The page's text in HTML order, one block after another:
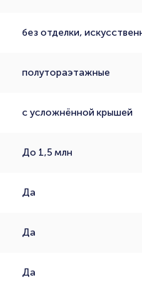
без отделки,
полутораэтажные
с усложнённой крышей
До 1,5 млн
Да
Да
Да